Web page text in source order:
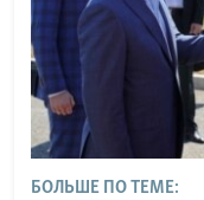
БОЛЬШЕ ПО ТЕМЕ: